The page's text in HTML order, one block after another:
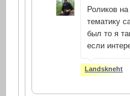
Роликов
тематику
был то я
если
Landskneht